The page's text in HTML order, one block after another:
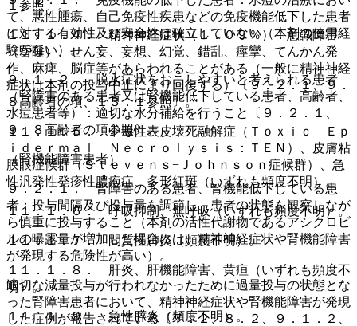
て、悪性腫瘍、自己免疫性疾患などの免疫機能低下した患者
に対する有効性及び安全性は確立していない（本剤の使用経
験がない）。
９．１．２． 脱水症状をおこしやすいと考えられる患者
（腎障害のある患者又は腎機能低下している患者、高齢者、
水痘患者等）：適切な水分補給を行うこと〔９．２．１、
９．８高齢者の項参照〕。
（腎機能障害患者）
９．２．１． 腎障害のある患者、腎機能低下している患
者：投与間隔及び投与量を調節し、患者の状態を観察しなが
ら慎重に投与すること（本剤の活性代謝物であるアシクロビ
ルの曝露量が増加した場合には、精神神経症状や腎機能障害
が発現する危険性が高い）。
適切な減量投与が行われなかったために過量投与の状態とな
った腎障害患者において、精神神経症状や腎機能障害が発現
した症例が報告されている〔７．２、８．２、９．１．２、
１参照〕。
１１．１．４． 精神神経症状（１．０９％）：意識障害
（昏睡）、せん妄、妄想、幻覚、錯乱、痙攣、てんかん発
作、麻痺、脳症等があらわれることがある（一般に精神神経
症状は本剤の投与中止により回復する）〔９．２．１、９．
８高齢者の項、１３．１参照〕。
１１．１．５． 中毒性表皮壊死融解症（Ｔｏｘｉｃ Ｅｐ
ｉｄｅｒｍａｌ Ｎｅｃｒｏｌｙｓｉｓ：ＴＥＮ）、皮膚粘
膜眼症候群（Ｓｔｅｖｅｎｓ−Ｊｏｈｎｓｏｎ症候群）、急
性汎発性発疹性膿疱症、多形紅斑（いずれも頻度不明）。
１１．１．６． 呼吸抑制、無呼吸（いずれも頻度不明）。
１１．１．７． 間質性肺炎（頻度不明）。
１１．１．８． 肝炎、肝機能障害、黄疸（いずれも頻度不
明）。
１１．１．９． 急性膵炎（頻度不明）。